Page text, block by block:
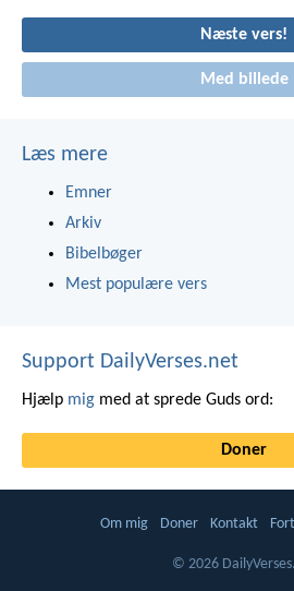
Næste vers!
Med billede
Læs mere
Emner
Arkiv
Bibelbøger
Mest populære vers
Support DailyVerses.net
Hjælp mig med at sprede Guds ord:
Doner
Om mig Doner Kontakt
© 2026